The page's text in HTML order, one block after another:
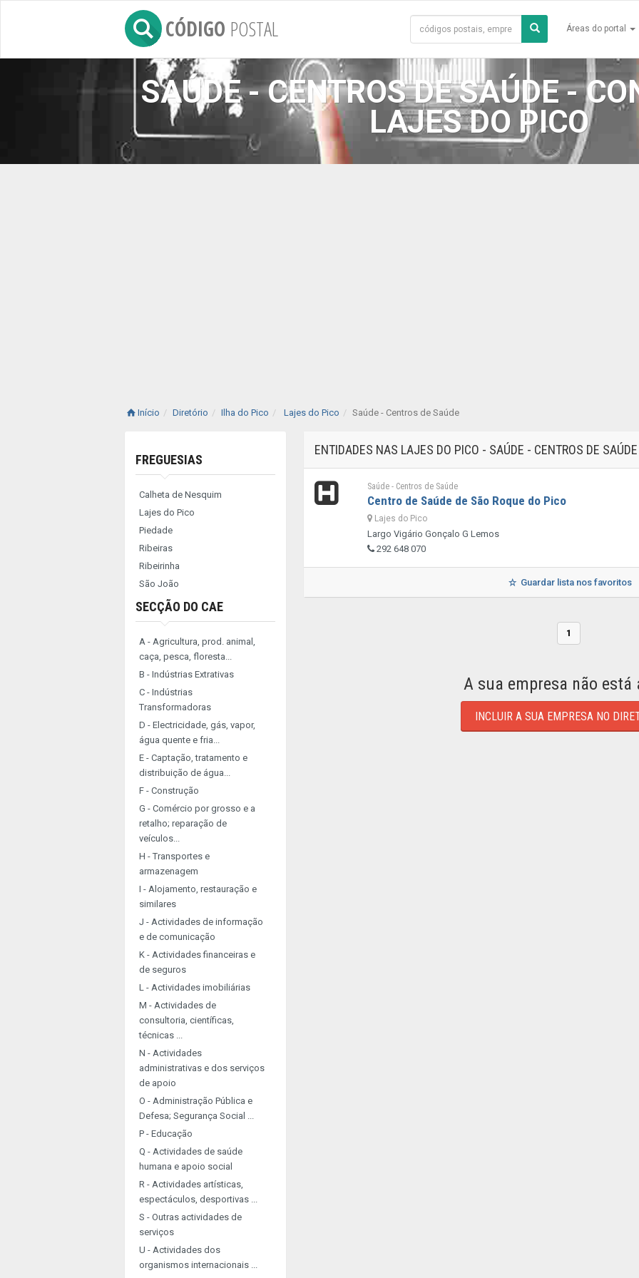
CÓDIGO POSTAL Áreas do portal
SAÚDE - CENTROS DE SAÚDE -
LAJES DO PICO
Início Diretório Ilha do Pico Lajes do Pico Saúde - Centros de Saúde
FREGUESIAS
Calheta de Nesquim
Lajes do Pico
Piedade
Ribeiras
Ribeirinha
São João
SECÇÃO DO CAE
A - Agricultura, prod. animal,
caça, pesca, floresta...
B - Indústrias Extrativas
C - Indústrias
Transformadoras
D - Electricidade, gás, vapor,
água quente e fria...
E - Captação, tratamento e
distribuição de água...
F - Construção
G - Comércio por grosso e a
retalho; reparação de
veículos...
H - Transportes e
armazenagem
I - Alojamento, restauração e
similares
J - Actividades de informação
e de comunicação
K - Actividades financeiras e
de seguros
L - Actividades imobiliárias
M - Actividades de
consultoria, científicas,
técnicas ...
N - Actividades
administrativas e dos serviços
de apoio
O - Administração Pública e
Defesa; Segurança Social ...
P - Educação
Q - Actividades de saúde
humana e apoio social
R - Actividades artísticas,
espectáculos, desportivas ...
S - Outras actividades de
serviços
U - Actividades dos
organismos internacionais ...
ENTIDADES NAS LAJES DO PICO - SAÚDE - CENTROS DE SAÚDE
Saúde - Centros de Saúde
Centro de Saúde de São Roque do Pico
Lajes do Pico
Largo Vigário Gonçalo G Lemos
292 648 070
Guardar lista nos favoritos
1
A sua empresa não está
INCLUIR A SUA EMPRESA NO